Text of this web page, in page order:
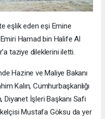
eşlik eden eşi Emine
Hamad bin Halife Al
taziye dileklerini iletti.
Hazine ve Maliye Bakanı
Kalın, Cumhurbaşkanlığı
Diyanet İşleri Başkanı Safi
Mustafa Göksu da yer